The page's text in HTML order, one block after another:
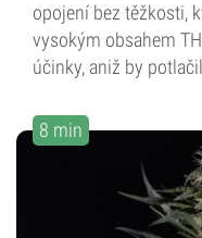
opojení bez těžkosti,
vysokým obsahem
účinky, aniž by
8 min